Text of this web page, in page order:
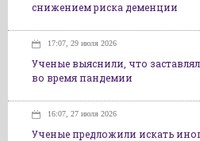
снижением риска деменции
17:07, 29 июля 2026
Ученые выяснили, что
во время пандемии
16:07, 27 июля 2026
Ученые предложили искать